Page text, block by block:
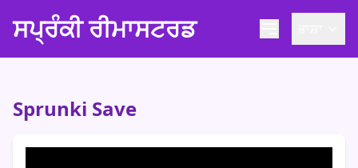
ਸਪ੍ਰੰਕੀ ਰੀਮਾਸਟਰਡ
Sprunki Save